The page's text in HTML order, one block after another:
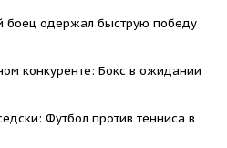
боец одержал быструю победу
конкуренте: Бокс в ожидании
Футбол против тенниса в